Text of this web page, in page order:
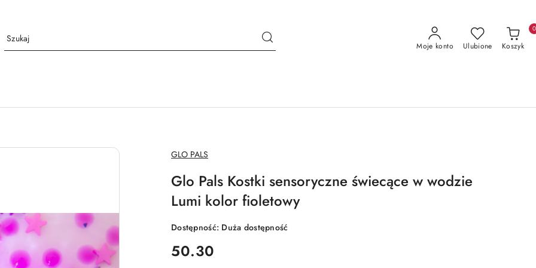
Moje konto Ulubione Koszyk
0
NAZWA
PRODUCENTA:
GLO PALS
Glo Pals Kostki sensoryczne świecące w wodzie
Lumi kolor fioletowy
Dostępność: Duża dostępność
cena:
50.30